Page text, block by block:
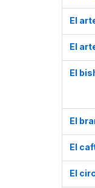
El
El
El
El
El
El